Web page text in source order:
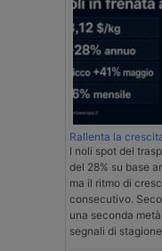
Rallenta la
I noli spot del
del 28% su base
ma il ritmo di
consecutivo.
una seconda
segnali di